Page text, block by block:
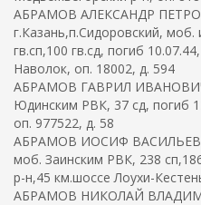
АБРАМОВ АЛЕКСАНДР
г.Казань,п.Сидоровский, моб.
гв.сп,100 гв.сд, погиб
Наволок, оп. 18002, д. 594
АБРАМОВ ГАВРИЛ
Юдинским РВК, 37 сд, погиб
оп. 977522, д. 58
АБРАМОВ ИОСИФ
моб. Заинским РВК, 238
р-н,45 км.шоссе Лоухи-
АБРАМОВ НИКОЛАЙ